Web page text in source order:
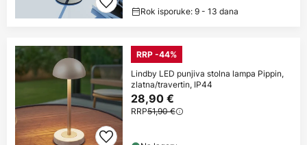
Rok isporuke: 9 - 13 dana
RRP -44%
Lindby LED punjiva stolna lampa Pippin,
zlatna/travertin, IP44
28,90 €
RRP51,90 €